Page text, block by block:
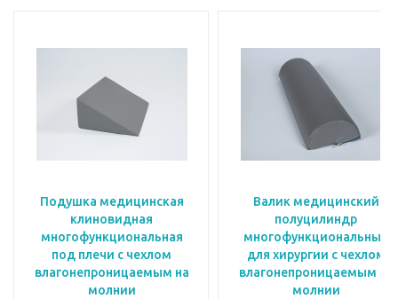
Подушка медицинская
клиновидная
многофункциональная
под плечи с чехлом
влагонепроницаемым на
молнии
Валик медицинский
полуцилиндр
многофункциональный
для хирургии с чехлом
влагонепроницаемым на
молнии